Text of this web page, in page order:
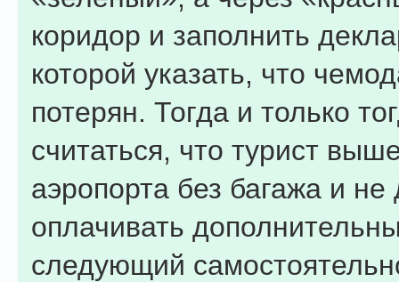
коридор и заполнить
которой указать, что
потерян. Тогда и только
считаться, что турист
аэропорта без багажа и
оплачивать
следующий